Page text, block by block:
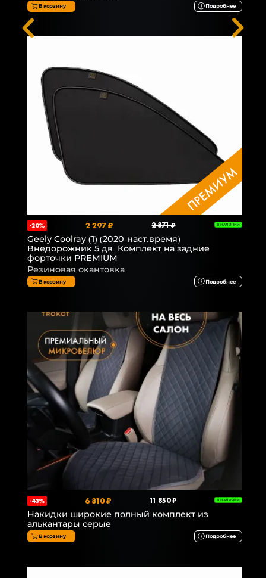
В корзину Подробнее
-20% 2 297 ₽ 2 871 ₽ В НАЛИЧИИ
Geely Coolray (1) (2020-наст.время)
Внедорожник 5 дв. Комплект на задние
форточки PREMIUM
Резиновая окантовка
В корзину Подробнее
-43% 6 810 ₽ 11 850 ₽ В НАЛИЧИИ
Накидки широкие полный комплект из
алькантары серые
В корзину Подробнее